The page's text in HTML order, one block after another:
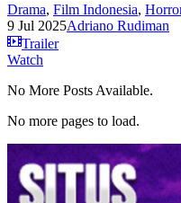
Drama, Film Indonesia,
9 Jul 2025Adriano Rudiman
Trailer
Watch
No More Posts Available.
No more pages to load.